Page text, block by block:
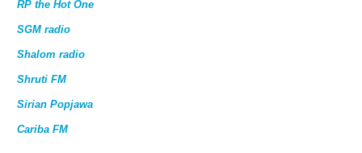
RP the Hot One
SGM radio
Shalom radio
Shruti FM
Sirian Popjawa
Cariba FM